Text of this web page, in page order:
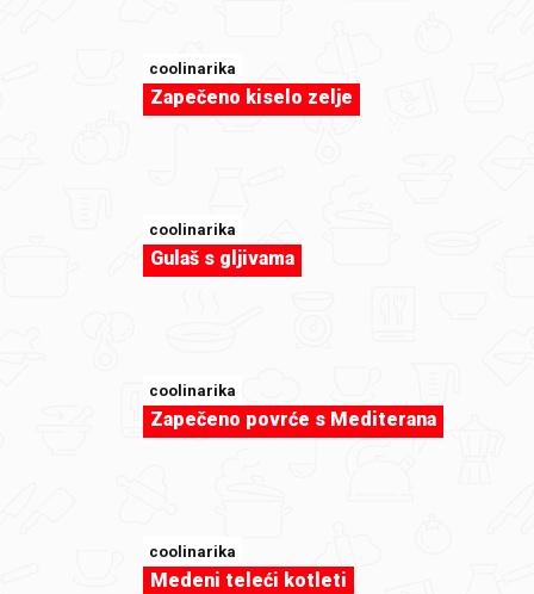
sweet-tooth
coolinarika
Zapečeno kiselo zelje
coolinarika
Gulaš s gljivama
coolinarika
Zapečeno povrće s Mediterana
coolinarika
Medeni teleći kotleti